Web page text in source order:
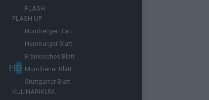
FLASH
FLASH UP
Nürnberger Blatt
Hamburger Blatt
Fränkisches Blatt
Münchener Blatt
Stuttgarter Blatt
KULINARIKUM.